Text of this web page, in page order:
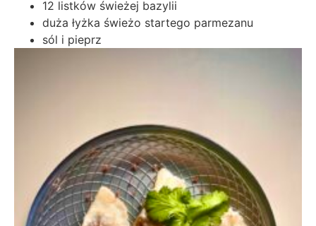
12 listków świeżej bazylii
duża łyżka świeżo startego parmezanu
sól i pieprz